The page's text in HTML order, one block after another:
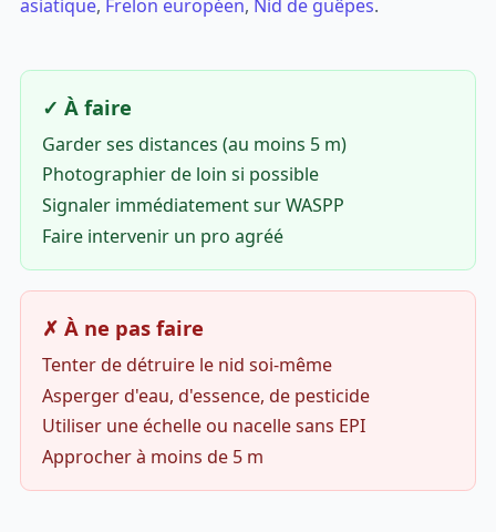
asiatique, Frelon européen, Nid de guêpes.
✓ À faire
Garder ses distances (au moins 5 m)
Photographier de loin si possible
Signaler immédiatement sur WASPP
Faire intervenir un pro agréé
✗ À ne pas faire
Tenter de détruire le nid soi-même
Asperger d'eau, d'essence, de pesticide
Utiliser une échelle ou nacelle sans EPI
Approcher à moins de 5 m